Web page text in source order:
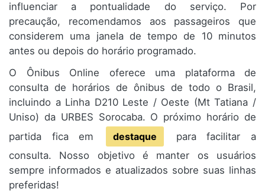
influenciar a pontualidade do serviço. Por
precaução, recomendamos aos passageiros que
considerem uma janela de tempo de 10 minutos
antes ou depois do horário programado.
O Ônibus Online oferece uma plataforma de
consulta de horários de ônibus de todo o Brasil,
incluindo a Linha D210 Leste / Oeste (Mt Tatiana /
Uniso) da URBES Sorocaba. O próximo horário de
partida fica em
destaque
para facilitar a
consulta. Nosso objetivo é manter os usuários
sempre informados e atualizados sobre suas linhas
preferidas!